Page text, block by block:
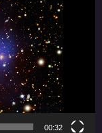
00:32